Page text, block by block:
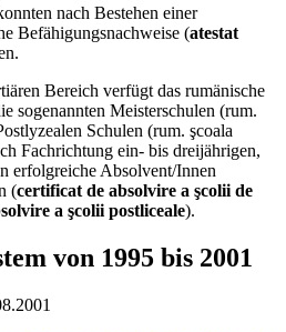
nach Bestehen einer
Befähigungsnachweise (atestat
Bereich verfügt das rumänische
sogenannten Meisterschulen (rum.
Schulen (rum. şcoala
Fachrichtung ein- bis dreijährigen,
erfolgreiche Absolvent/Innen
(certificat de absolvire a şcolii de
a şcolii postliceale).
von 1995 bis 2001